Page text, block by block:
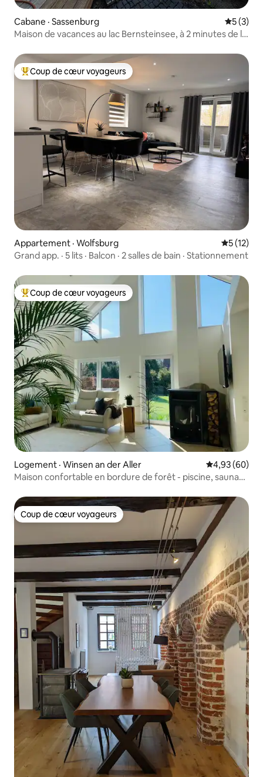
Cabane · Sassenburg Note
5 (3)
Maison de vacances au lac Bernsteinsee, à 2 minutes de la
Coup de cœur voyageurs parmi les plus aimés
Coup de cœur voyageurs
Appartement · Wolfsburg Note
5 (12)
Grand app. · 5 lits · Balcon · 2 salles de bain · Stationnement
Coup de cœur voyageurs parmi les plus aimés
Coup de cœur voyageurs
Logement · Winsen an der Aller Note
4,93 (60)
Maison confortable en bordure de forêt - piscine, sauna
Coup de cœur voyageurs
Coup de cœur voyageurs